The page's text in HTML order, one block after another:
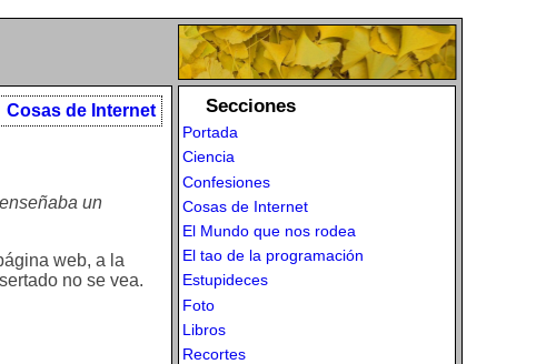
Cosas de Internet
un
web, a la
no se vea.
Secciones
Portada
Ciencia
Confesiones
Cosas de Internet
El Mundo que nos rodea
El tao de la programación
Estupideces
Foto
Libros
Recortes